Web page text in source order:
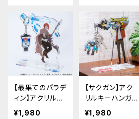
【最果てのパラデ
ィン】アクリルキ
ーハンガー
¥1,980
【サクガン】アク
リルキーハンガ
ー
¥1,980